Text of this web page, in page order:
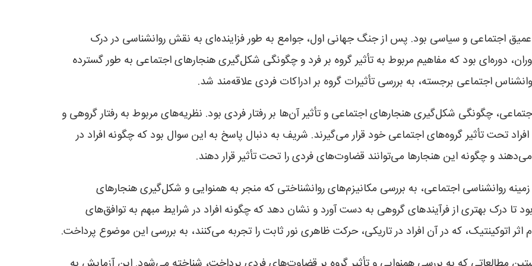
عمیق اجتماعی و سیاسی بود. پس از جنگ جهانی اول، جوامع به طور فزاینده‌ای به نقش روانشناسی در درک
دوره‌ای بود که مفاهیم مربوط به تأثیر گروه بر فرد و چگونگی شکل‌گیری هنجارهای اجتماعی به طور گسترده
اجتماعی برجسته، به بررسی تأثیرات گروه بر ادراکات فردی علاقه‌مند شد.
چگونگی شکل‌گیری هنجارهای اجتماعی و تأثیر آن‌ها بر رفتار فردی بود. نظریه‌های مربوط به رفتار گروهی و
تحت تأثیر گروه‌های اجتماعی خود قرار می‌گیرند. شریف به دنبال پاسخ به این سوال بود که چگونه افراد در
و چگونه این هنجارها می‌توانند قضاوت‌های فردی را تحت تأثیر قرار دهند.
روانشناسی اجتماعی، به بررسی مکانیزم‌های روانشناختی که منجر به همنوایی و شکل‌گیری هنجارهای
تا درک بهتری از فرآیندهای گروهی به دست آورد و نشان دهد که چگونه افراد در شرایط مبهم به توافق‌های
اتوکینتیک، که در آن افراد در تاریکی، حرکت ظاهری نور ثابت را تجربه می‌کنند، به بررسی این موضوع پرداخت.